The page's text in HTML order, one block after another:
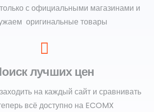
с официальными магазинами и
оригинальные товары
лучших цен
на каждый сайт и сравнивать
всё доступно на ECOMX